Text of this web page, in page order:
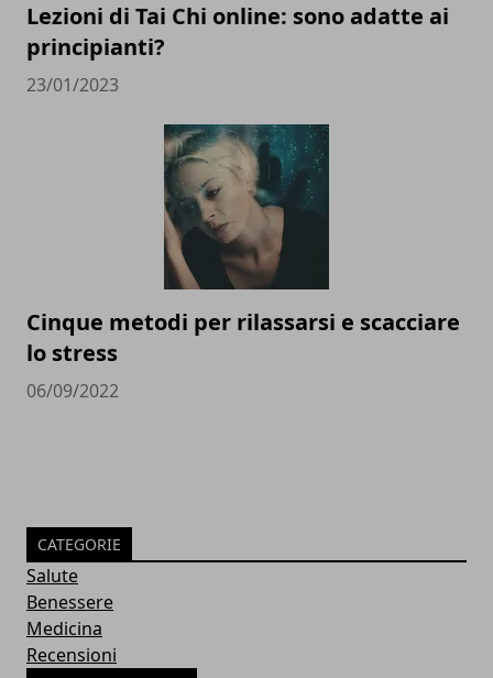
Lezioni di Tai Chi online: sono adatte ai
principianti?
23/01/2023
Cinque metodi per rilassarsi e scacciare
lo stress
06/09/2022
CATEGORIE
Salute
Benessere
Medicina
Recensioni